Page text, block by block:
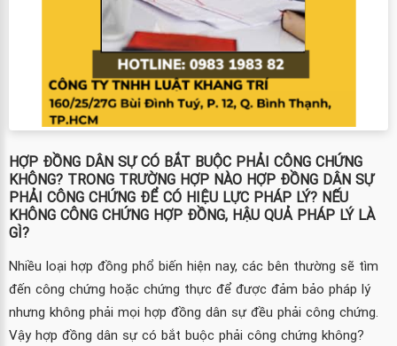
HỢP ĐỒNG DÂN SỰ CÓ BẮT BUỘC PHẢI CÔNG CHỨNG
KHÔNG? TRONG TRƯỜNG HỢP NÀO HỢP ĐỒNG DÂN SỰ
PHẢI CÔNG CHỨNG ĐỂ CÓ HIỆU LỰC PHÁP LÝ? NẾU
KHÔNG CÔNG CHỨNG HỢP ĐỒNG, HẬU QUẢ PHÁP LÝ LÀ
GÌ?
Nhiều loại hợp đồng phổ biến hiện nay, các bên thường sẽ tìm
đến công chứng hoặc chứng thực để được đảm bảo pháp lý
nhưng không phải mọi hợp đồng dân sự đều phải công chứng.
Vậy hợp đồng dân sự có bắt buộc phải công chứng không?